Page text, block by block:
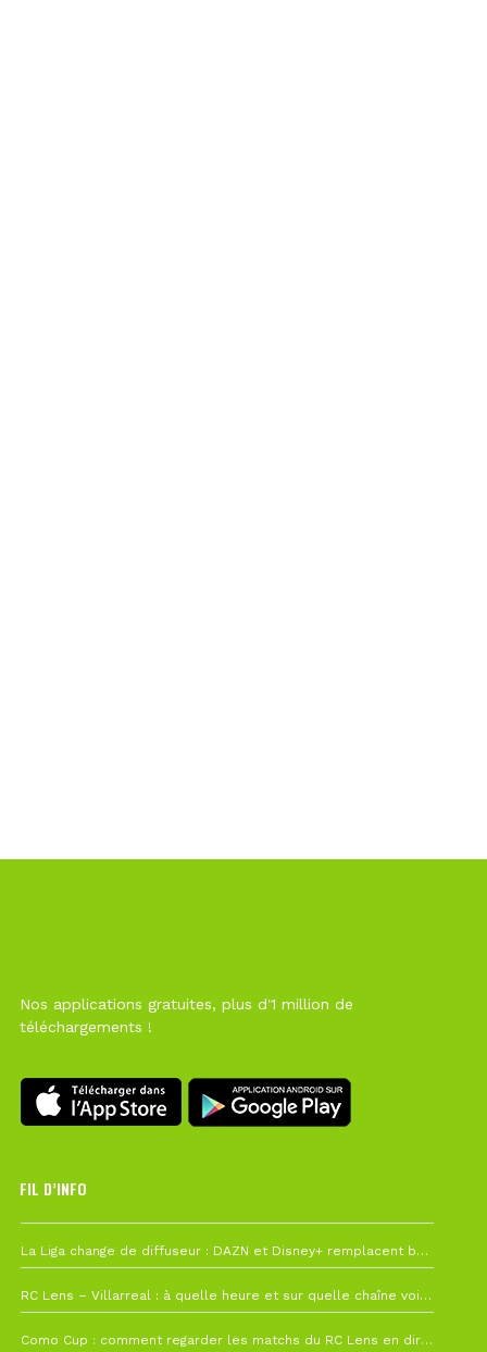
Nos applications gratuites, plus d'1 million de
téléchargements !
FIL D’INFO
La Liga change de diffuseur : DAZN et Disney+ remplacent beIN Sports !
RC Lens – Villarreal : à quelle heure et sur quelle chaîne voir la finale de la Como Cup ?
Como Cup : comment regarder les matchs du RC Lens en direct ?